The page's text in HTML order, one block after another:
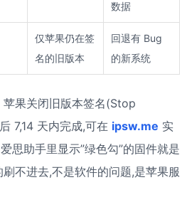
数据
仅苹果仍在签
名的旧版本
回退有 Bug
的新系统
果关闭旧版本签名(Stop
7,14 天内完成,可在 ipsw.me 实
思助手里显示”绿色勾”的固件就是
不进去,不是软件的问题,是苹果服